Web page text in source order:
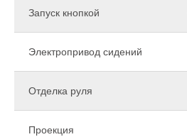
Запуск кнопкой
Электропривод сидений
Отделка руля
Проекция